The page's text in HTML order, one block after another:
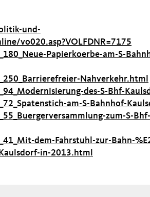
und-
vo020.asp?VOLFDNR=7175
Papierkoerbe-am-S-
Nahverkehr.html
des-S-Bhf-
am-S-Bahnhof-
zum-S-Bhf-
dem-Fahrstuhl-zur-Bahn-
in-2013.html